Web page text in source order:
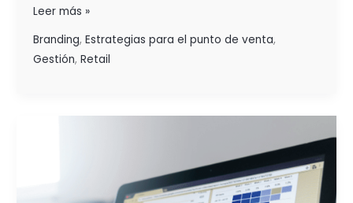
Leer más »
Branding, Estrategias para el punto de venta,
Gestión, Retail